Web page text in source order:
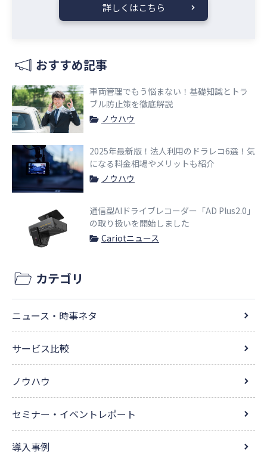
詳しくはこちら
おすすめ記事
車両管理でもう悩まない！基礎知識とトラ
ブル防止策を徹底解説
ノウハウ
2025年最新版！法人利用のドラレコ6選！気
になる料金相場やメリットも紹介
ノウハウ
通信型AIドライブレコーダー「AD Plus2.0」
の取り扱いを開始しました
Cariotニュース
カテゴリ
ニュース・時事ネタ
サービス比較
ノウハウ
セミナー・イベントレポート
導入事例